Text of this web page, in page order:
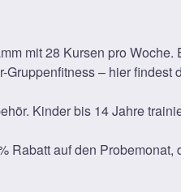
mit 28 Kursen pro Woche.
– hier findest
Kinder bis 14 Jahre
Rabatt auf den Probemonat,